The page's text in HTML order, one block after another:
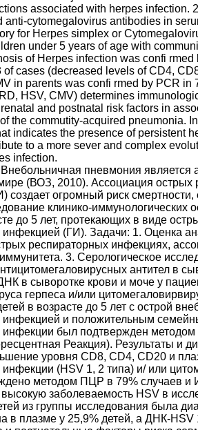
associated with herpes infection.
anti-cytomegalovirus antibodies in
for Herpes simplex or
under 5 years of age with
of Herpes infection was confi
of cases (decreased levels of CD4,
in parents was confi rmed by PCR in
HSV, CMV) determines
and postnatal risk factors in
the commutity-acquired pneumonia.
indicates the presence of persistent
to a more sever and complex
infection.
Внебольничная пневмония является
(ВОЗ, 2010). Ассоциация острых
создает огромный риск
клинико-иммунологических
до 5 лет, протекающих в виде
инфекцией (ГИ). Задачи: 1. Оценка
респираторных инфекциях,
3. Серологическое
антител в
в сыворотке крови и моче у
герпеса и/или
в возрасте до 5 лет с острой
инфекцией и положительным
инфекции был подтвержден
Реакция). Результаты и
уровня CD8, CD4, CD20 и
инфекции (HSV 1, 2 типа) и/ или
методом ПЦР в 79% случаев
заболеваемость HSV в
из группы исследования была
в плазме у 25,9% детей, а ДНК-HSV